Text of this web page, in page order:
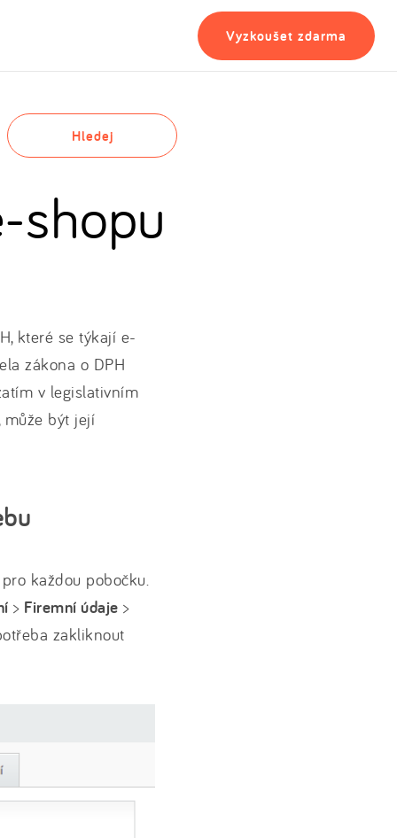
Vyzkoušet zdarma
Hledej
shopu
které se týkají e-
zákona o DPH
v legislativním
může být její
každou pobočku.
> Firemní údaje >
zakliknout